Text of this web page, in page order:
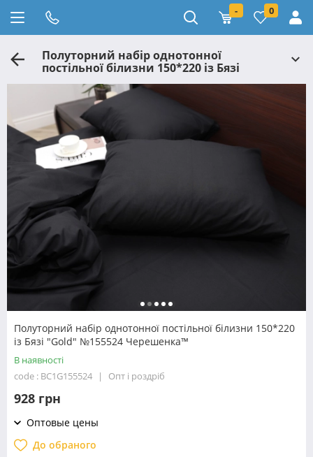
- 0
Полуторний набір однотонної
постільної білизни 150*220 із Бязі
"Gold" №155524 Черешенка™
Полуторний набір однотонної постільної білизни 150*220
із Бязі "Gold" №155524 Черешенка™
В наявності
code : BC1G155524
Опт і роздріб
928 грн
Оптовые цены
До обраного